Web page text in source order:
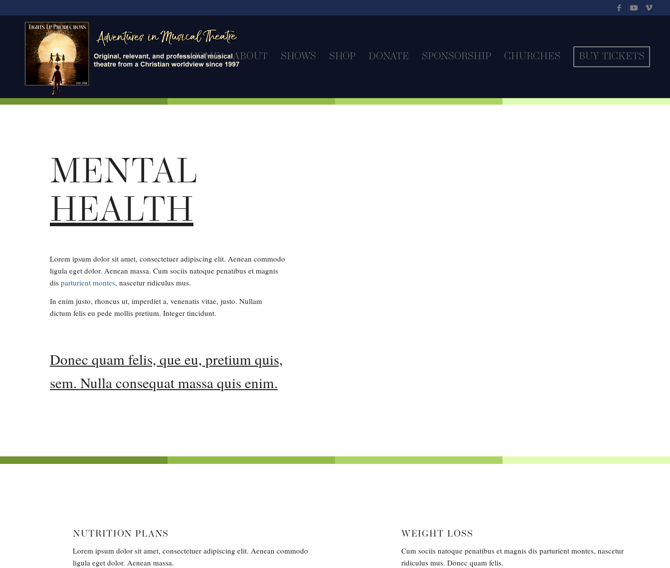
HOME ABOUT SHOWS SHOP DONATE SPONSORSHIP CHURCHES BUY TICKETS
MENTAL
HEALTH
Lorem ipsum dolor sit amet, consectetuer adipiscing elit. Aenean commodo
ligula eget dolor. Aenean massa. Cum sociis natoque penatibus et magnis
dis parturient montes, nascetur ridiculus mus.
In enim justo, rhoncus ut, imperdiet a, venenatis vitae, justo. Nullam
dictum felis eu pede mollis pretium. Integer tincidunt.
Donec quam felis, que eu, pretium quis,
sem. Nulla consequat massa quis enim.
NUTRITION PLANS
Lorem ipsum dolor sit amet, consectetuer adipiscing elit. Aenean commodo
ligula eget dolor. Aenean massa.
WEIGHT LOSS
Cum sociis natoque penatibus et magnis dis parturient montes, nascetur
ridiculus mus. Donec quam felis.